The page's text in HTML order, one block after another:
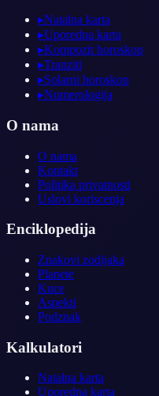
▸Natalna karta
▸Uporedna karta
▸Kompozit horoskop
▸Tranziti
▸Solarni horoskop
▸Numerologija
O nama
O nama
Kontakt
Politika privatnosti
Uslovi koriscenja
Enciklopedija
Znakovi zodijaka
Planete
Kuce
Aspekti
Podznak
Kalkulatori
Natalna karta
Uporedna karta